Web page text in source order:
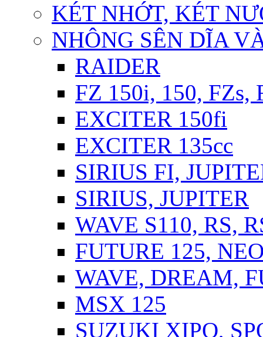
KÉT NHỚT, KÉT
NHÔNG SÊN DĨA
RAIDER
FZ 150i, 150, FZs,
EXCITER 150fi
EXCITER 135cc
SIRIUS FI,
SIRIUS, JUPITER
WAVE S110, RS,
FUTURE 125,
WAVE, DREAM,
MSX 125
SUZUKI XIPO,